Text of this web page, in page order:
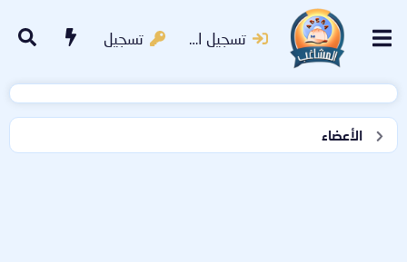
تسجيل الدخول تسجيل
الأعضاء